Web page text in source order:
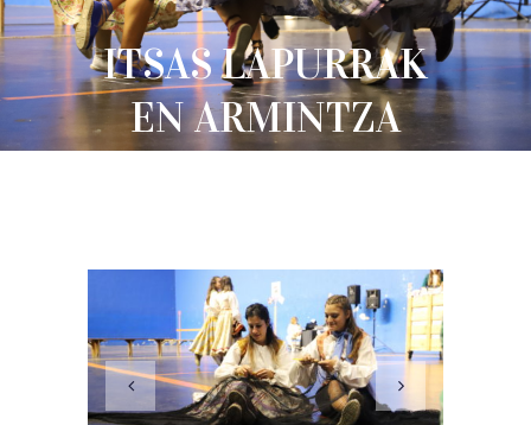
ITSAS LAPURRAK
EN ARMINTZA